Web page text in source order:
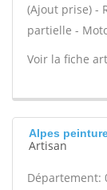
(Ajout prise) -
partielle -
Voir la fiche
Alpes
Artisan
Département: